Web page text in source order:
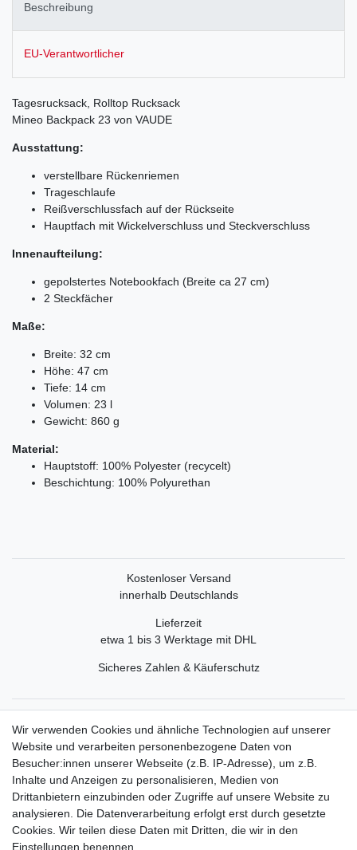
Beschreibung
EU-Verantwortlicher
Tagesrucksack, Rolltop Rucksack
Mineo Backpack 23 von VAUDE
Ausstattung:
verstellbare Rückenriemen
Trageschlaufe
Reißverschlussfach auf der Rückseite
Hauptfach mit Wickelverschluss und Steckverschluss
Innenaufteilung:
gepolstertes Notebookfach (Breite ca 27 cm)
2 Steckfächer
Maße:
Breite: 32 cm
Höhe: 47 cm
Tiefe: 14 cm
Volumen: 23 l
Gewicht: 860 g
Material:
Hauptstoff: 100% Polyester (recycelt)
Beschichtung: 100% Polyurethan
Kostenloser Versand
innerhalb Deutschlands
Lieferzeit
etwa 1 bis 3 Werktage mit DHL
Sicheres Zahlen & Käuferschutz
Rechtliche Informationen
Widerrufsrecht
Widerrufsformular
Datenschutzerklärung
Wir verwenden Cookies und ähnliche Technologien auf unserer
Website und verarbeiten personenbezogene Daten von
Besucher:innen unserer Webseite (z.B. IP-Adresse), um z.B.
Inhalte und Anzeigen zu personalisieren, Medien von
Drittanbietern einzubinden oder Zugriffe auf unsere Website zu
analysieren. Die Datenverarbeitung erfolgt erst durch gesetzte
Cookies. Wir teilen diese Daten mit Dritten, die wir in den
Einstellungen benennen.